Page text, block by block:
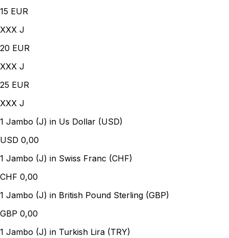
15 EUR
XXX J
20 EUR
XXX J
25 EUR
XXX J
1 Jambo (J) in Us Dollar (USD)
USD 0,00
1 Jambo (J) in Swiss Franc (CHF)
CHF 0,00
1 Jambo (J) in British Pound Sterling (GBP)
GBP 0,00
1 Jambo (J) in Turkish Lira (TRY)